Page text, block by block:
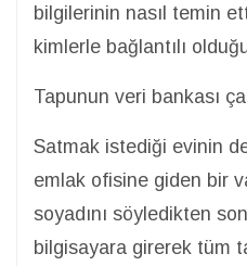
bilgilerinin nasıl temin
kimlerle bağlantılı
Tapunun veri bankası
Satmak istediği evinin
emlak ofisine giden bir
soyadını söyledikten
bilgisayara girerek tüm